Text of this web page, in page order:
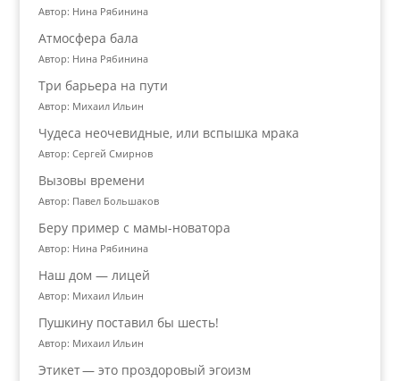
Автор: Нина Рябинина
Атмосфера бала
Автор: Нина Рябинина
Три барьера на пути
Автор: Михаил Ильин
Чудеса неочевидные, или вспышка мрака
Автор: Сергей Смирнов
Вызовы времени
Автор: Павел Большаков
Беру пример с мамы-новатора
Автор: Нина Рябинина
Наш дом — лицей
Автор: Михаил Ильин
Пушкину поставил бы шесть!
Автор: Михаил Ильин
Этикет — это проздоровый эгоизм